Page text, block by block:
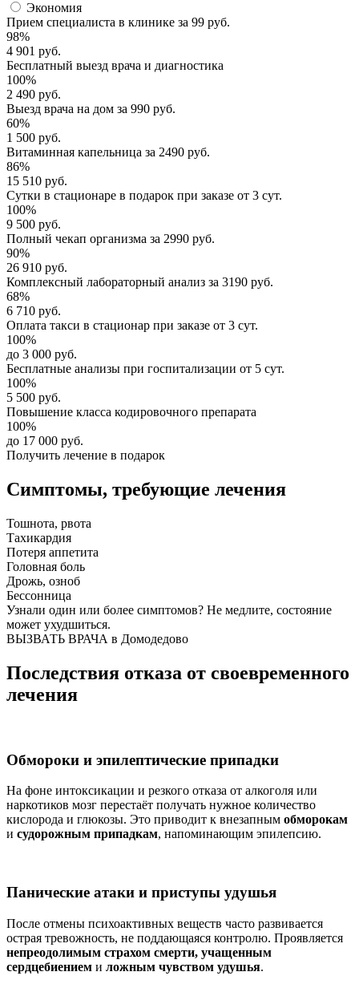
Экономия
Прием специалиста в клинике за 99 руб.
98%
4 901 руб.
Бесплатный выезд врача и диагностика
100%
2 490 руб.
Выезд врача на дом за 990 руб.
60%
1 500 руб.
Витаминная капельница за 2490 руб.
86%
15 510 руб.
Сутки в стационаре в подарок при заказе от 3 сут.
100%
9 500 руб.
Полный чекап организма за 2990 руб.
90%
26 910 руб.
Комплексный лабораторный анализ за 3190 руб.
68%
6 710 руб.
Оплата такси в стационар при заказе от 3 сут.
100%
до 3 000 руб.
Бесплатные анализы при госпитализации от 5 сут.
100%
5 500 руб.
Повышение класса кодировочного препарата
100%
до 17 000 руб.
Получить лечение в подарок
Симптомы, требующие лечения
Тошнота, рвота
Тахикардия
Потеря аппетита
Головная боль
Дрожь, озноб
Бессонница
Узнали один или более симптомов? Не медлите, состояние
может ухудшиться.
ВЫЗВАТЬ ВРАЧА в Домодедово
Последствия отказа от своевременного
лечения
Обмороки и эпилептические припадки
На фоне интоксикации и резкого отказа от алкоголя или
наркотиков мозг перестаёт получать нужное количество
кислорода и глюкозы. Это приводит к внезапным обморокам
и судорожным припадкам, напоминающим эпилепсию.
Панические атаки и приступы удушья
После отмены психоактивных веществ часто развивается
острая тревожность, не поддающаяся контролю. Проявляется
непреодолимым страхом смерти, учащенным
сердцебиением и ложным чувством удушья.